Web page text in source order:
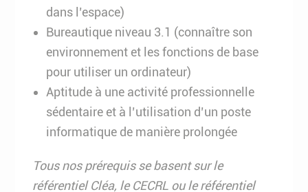
dans l’espace)
Bureautique niveau 3.1 (connaître son
environnement et les fonctions de base
pour utiliser un ordinateur)
Aptitude à une activité professionnelle
sédentaire et à l’utilisation d’un poste
informatique de manière prolongée
Tous nos prérequis se basent sur le
référentiel Cléa, le CECRL oule référentiel